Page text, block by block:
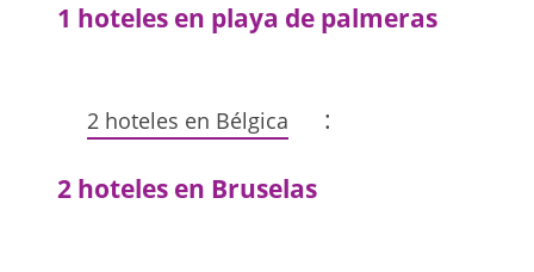
1 hoteles en playa de palmeras
2 hoteles en Bélgica :
2 hoteles en Bruselas